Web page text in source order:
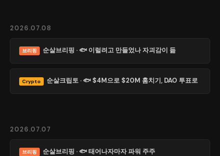
2026.07.08
브리핑 순살브리핑 · 🐟 이럴려고 만들었나 자괴감이 듦
Crypto 순살크립토 · 🐟 $4M으로 $20M 훔치기, DAO 투표로
2026.07.07
브리핑 순살브리핑 · 🐟 태어나자마자 파워 주주